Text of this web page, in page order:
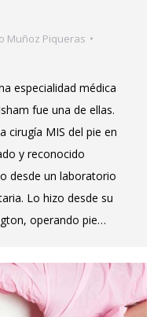
Muñoz Piqueras
especialidad médica
fue una de ellas.
cirugía MIS del pie en
y reconocido
desde un laboratorio
Lo hizo desde su
operando pie…